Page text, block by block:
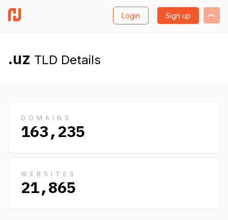
Login Sign up
.uz TLD Details
DOMAINS
163,235
WEBSITES
21,865